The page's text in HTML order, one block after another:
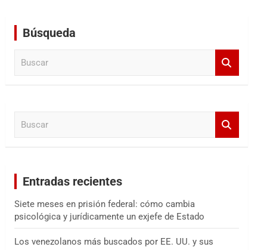
Búsqueda
Entradas recientes
Siete meses en prisión federal: cómo cambia
psicológica y jurídicamente un exjefe de Estado
Los venezolanos más buscados por EE. UU. y sus